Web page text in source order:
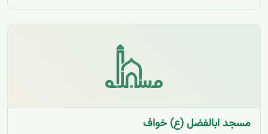
مسجد ابالفضل (ع) خواف